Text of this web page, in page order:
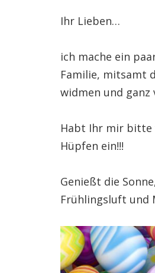
Ihr Lieben…
ich mache ein
Familie, mitsamt
widmen und ganz
Habt Ihr mir bitte
Hüpfen ein!!!
Genießt die
Frühlingsluft und